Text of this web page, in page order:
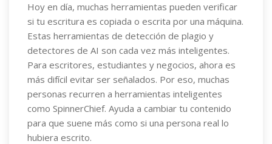
Hoy en día, muchas herramientas pueden verificar
si tu escritura es copiada o escrita por una máquina.
Estas herramientas de detección de plagio y
detectores de AI son cada vez más inteligentes.
Para escritores, estudiantes y negocios, ahora es
más difícil evitar ser señalados. Por eso, muchas
personas recurren a herramientas inteligentes
como SpinnerChief. Ayuda a cambiar tu contenido
para que suene más como si una persona real lo
hubiera escrito.